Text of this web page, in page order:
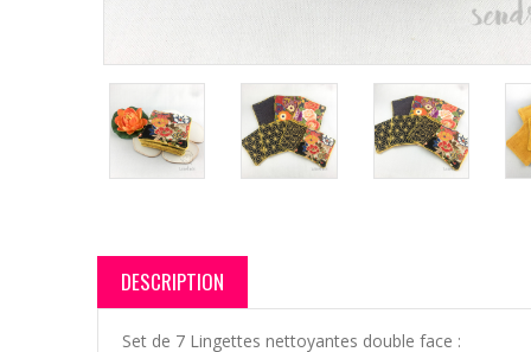
DESCRIPTION
Set de 7 Lingettes nettoyantes double face :